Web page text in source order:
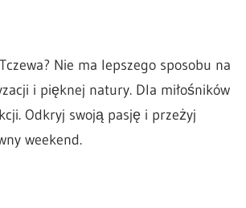
Nie ma lepszego sposobu na
i pięknej natury. Dla miłośników
Odkryj swoją pasję i przeżyj
weekend.